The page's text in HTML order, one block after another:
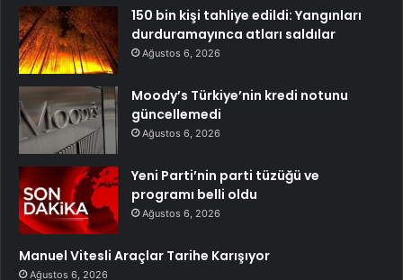
150 bin kişi tahliye edildi: Yangınları
durduramayınca atları saldılar
Ağustos 6, 2026
Moody’s Türkiye’nin kredi notunu
güncellemedi
Ağustos 6, 2026
Yeni Parti’nin parti tüzüğü ve
programı belli oldu
Ağustos 6, 2026
Manuel Vitesli Araçlar Tarihe Karışıyor
Ağustos 6, 2026